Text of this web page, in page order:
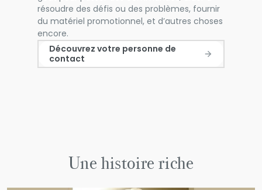
résoudre des défis ou des problèmes, fournir
du matériel promotionnel, et d’autres choses
encore.
Découvrez votre personne de
contact
Une histoire riche